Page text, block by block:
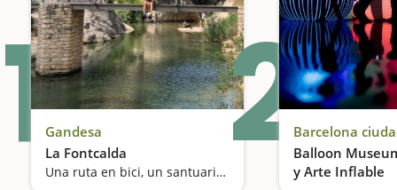
1 Gandesa
La Fontcalda
Una ruta en bici, un santuario y un baño medicinal en el río Canaletes2Barcelona
Balloon
y Arte Inflable